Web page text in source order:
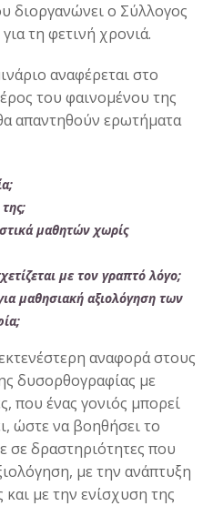
διοργανώνει ο Σύλλογος
τη φετινή χρονιά.
αναφέρεται στο
του φαινομένου της
απαντηθούν ερωτήματα
μαθητών χωρίς
με τον γραπτό λόγο;
για μαθησιακή αξιολόγηση των
αναφορά στους
δυσορθογραφίας με
που ένας γονιός μπορεί
ώστε να βοηθήσει το
σε δραστηριότητες που
με την ανάπτυξη
με την ενίσχυση της